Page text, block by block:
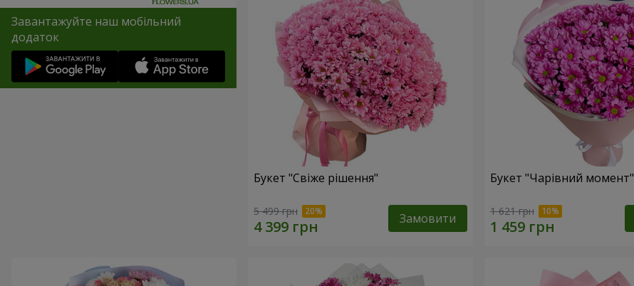
Завантажуйте наш мобільний
додаток
Букет "Свіже рішення"
5 499 грн Замовити
Букет "Чарівний момент"
1 621 грн